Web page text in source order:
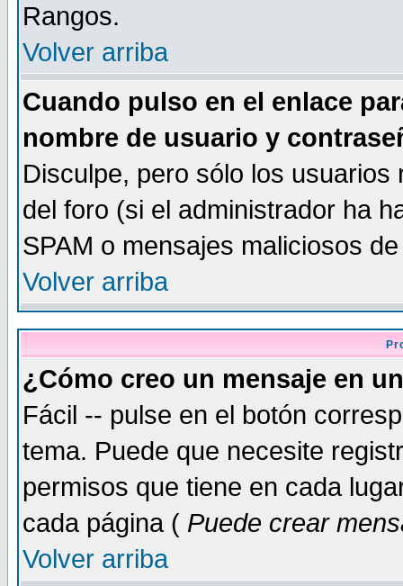
Rangos.
Volver arriba
Cuando pulso en el enlace
nombre de usuario y
Disculpe, pero sólo los
del foro (si el administrador ha
SPAM o mensajes maliciosos
Volver arriba
¿Cómo creo un mensaje en
Fácil -- pulse en el botón
tema. Puede que necesite
permisos que tiene en cada
cada página ( Puede crear
Volver arriba